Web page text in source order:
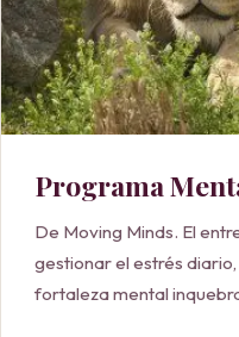
Programa
De Moving Minds. El
gestionar el estrés
fortaleza mental